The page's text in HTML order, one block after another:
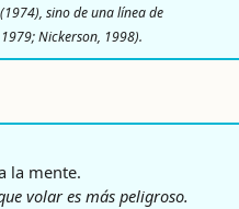
sino de una línea de
Nickerson, 1998).
la mente.
volar es más peligroso.